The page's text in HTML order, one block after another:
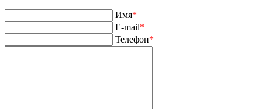
Имя*
E-mail*
Телефон*